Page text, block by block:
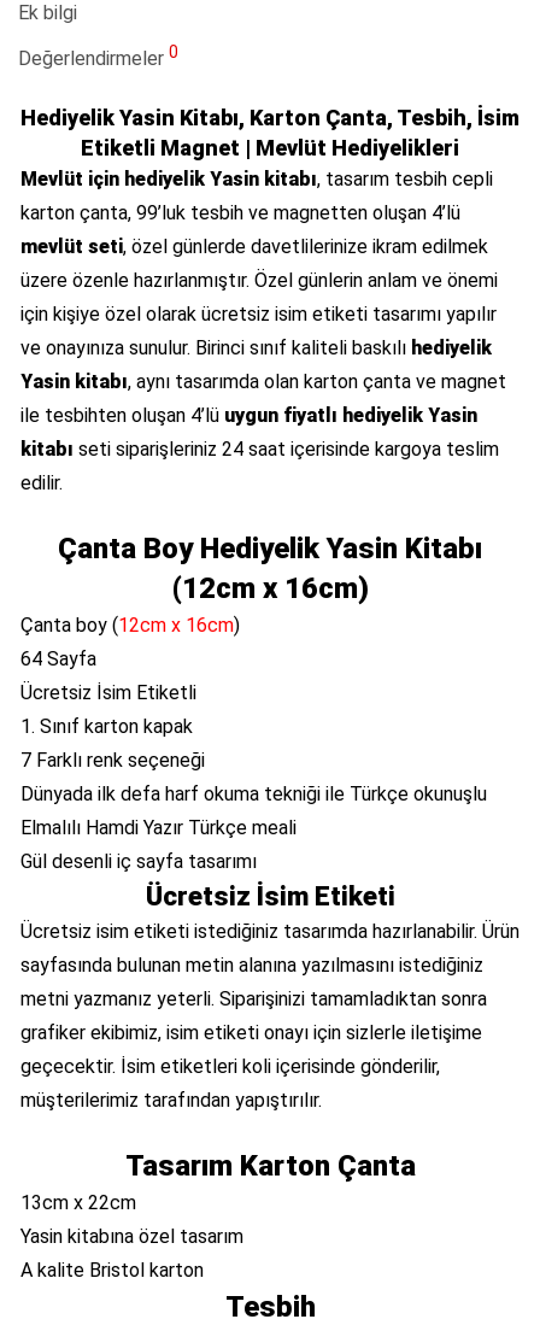
Ek bilgi
Değerlendirmeler 0
Hediyelik Yasin Kitabı, Karton Çanta, Tesbih, İsim
Etiketli Magnet | Mevlüt Hediyelikleri
Mevlüt için hediyelik Yasin kitabı, tasarım tesbih cepli
karton çanta, 99’luk tesbih ve magnetten oluşan 4’lü
mevlüt seti, özel günlerde davetlilerinize ikram edilmek
üzere özenle hazırlanmıştır. Özel günlerin anlam ve önemi
için kişiye özel olarak ücretsiz isim etiketi tasarımı yapılır
ve onayınıza sunulur. Birinci sınıf kaliteli baskılı hediyelik
Yasin kitabı, aynı tasarımda olan karton çanta ve magnet
ile tesbihten oluşan 4’lü uygun fiyatlı hediyelik Yasin
kitabı seti siparişleriniz 24 saat içerisinde kargoya teslim
edilir.
Çanta Boy Hediyelik Yasin Kitabı
(12cm x 16cm)
Çanta boy (12cm x 16cm)
64 Sayfa
Ücretsiz İsim Etiketli
1. Sınıf karton kapak
7 Farklı renk seçeneği
Dünyada ilk defa harf okuma tekniği ile Türkçe okunuşlu
Elmalılı Hamdi Yazır Türkçe meali
Gül desenli iç sayfa tasarımı
Ücretsiz İsim Etiketi
Ücretsiz isim etiketi istediğiniz tasarımda hazırlanabilir. Ürün
sayfasında bulunan metin alanına yazılmasını istediğiniz
metni yazmanız yeterli. Siparişinizi tamamladıktan sonra
grafiker ekibimiz, isim etiketi onayı için sizlerle iletişime
geçecektir. İsim etiketleri koli içerisinde gönderilir,
müşterilerimiz tarafından yapıştırılır.
Tasarım Karton Çanta
13cm x 22cm
Yasin kitabına özel tasarım
A kalite Bristol karton
Tesbih